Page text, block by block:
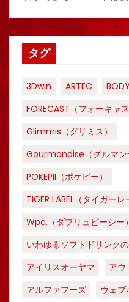
タグ
3Dwin ARTEC
FORECAST（フォーキャス
Glimmis（グリミス）
Gourmandise（グルマン
POKEPII（ポケピー）
TIGER LABEL（タイガーレ
Wpc.（ダブリュピーシー）
いわゆるソフトドリンク
アイリスオーヤマ
アウ
アルファフーズ
ウェブ